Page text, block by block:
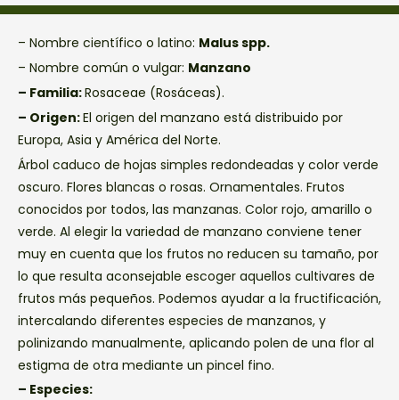
– Nombre científico o latino: Malus spp.
– Nombre común o vulgar: Manzano
– Familia:Rosaceae (Rosáceas).
– Origen:El origen del manzano está distribuido por
Europa, Asia y América del Norte.
Árbol caduco de hojas simples redondeadas y color verde
oscuro. Flores blancas o rosas. Ornamentales. Frutos
conocidos por todos, las manzanas. Color rojo, amarillo o
verde. Al elegir la variedad de manzano conviene tener
muy en cuenta que los frutos no reducen su tamaño, por
lo que resulta aconsejable escoger aquellos cultivares de
frutos más pequeños. Podemos ayudar a la fructificación,
intercalando diferentes especies de manzanos, y
polinizando manualmente, aplicando polen de una flor al
estigma de otra mediante un pincel fino.
– Especies: